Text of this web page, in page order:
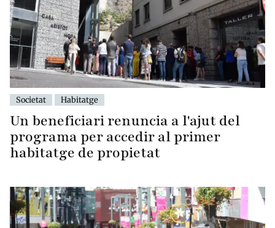
Societat Habitatge
Un beneficiari renuncia a l'ajut del
programa per accedir al primer
habitatge de propietat